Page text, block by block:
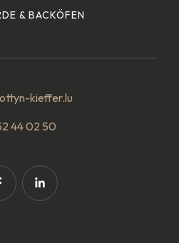
& BACKÖFEN
kieffer.lu
44 02 50